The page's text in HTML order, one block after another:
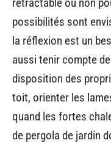
possibilités sont
la réflexion est un
aussi tenir compte
disposition des
toit, orienter les
quand les fortes
de pergola de jardin